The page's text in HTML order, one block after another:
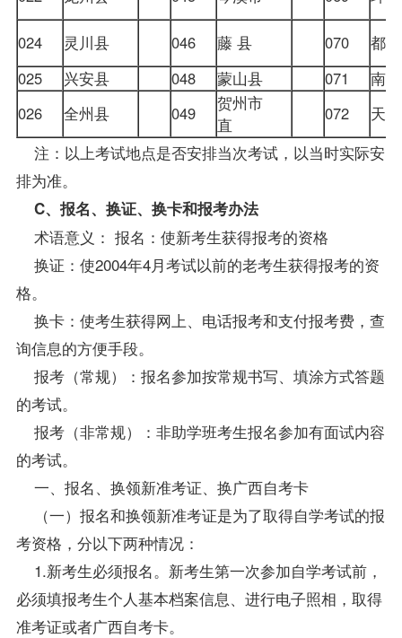
024 灵川县 046 藤 县 070
都
025
兴安县 048 蒙山县 071
南
026
全州县 049
贺州市
直
072 天
注：以上考试地点是否安排当次考试，以当时实际安
排为准。
C、报名、换证、换卡和报考办法
术语意义： 报名：使新考生获得报考的资格
换证：使2004年4月考试以前的老考生获得报考的资
格。
换卡：使考生获得网上、电话报考和支付报考费，查
询信息的方便手段。
报考（常规）：报名参加按常规书写、填涂方式答题
的考试。
报考（非常规）：非助学班考生报名参加有面试内容
的考试。
一、报名、换领新准考证、换广西自考卡
（一）报名和换领新准考证是为了取得自学考试的报
考资格，分以下两种情况：
1.新考生必须报名。新考生第一次参加自学考试前，
必须填报考生个人基本档案信息、进行电子照相，取得
准考证或者广西自考卡。